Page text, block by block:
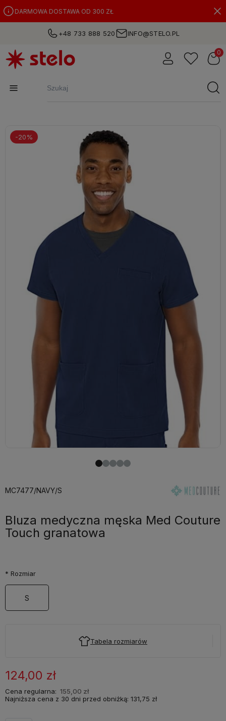
DARMOWA DOSTAWA OD 300 ZŁ
+48 733 888 520 INFO@STELO.PL
-20%
MC7477/NAVY/S
Bluza medyczna męska Med Couture
Touch granatowa
* Rozmiar
S
Tabela rozmiarów
124,00 zł
Cena regularna: 155,00 zł
Najniższa cena z 30 dni przed obniżką: 131,75 zł